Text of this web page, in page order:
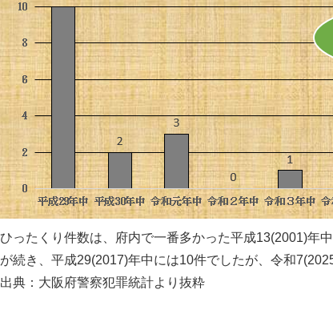
ひったくり件数は、府内で一番多かった平成13(2001)年
が続き、平成29(2017)年中には10件でしたが、令和
出典：大阪府警察犯罪統計より抜粋